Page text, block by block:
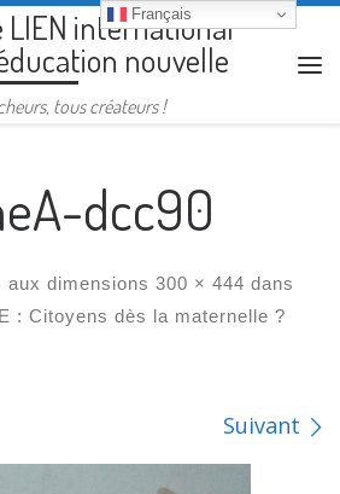
LIEN international
nouvelle
tous créateurs !
dcc90
aux dimensions 300 × 444 dans
: Citoyens dès la maternelle ?
images Suivant
Français